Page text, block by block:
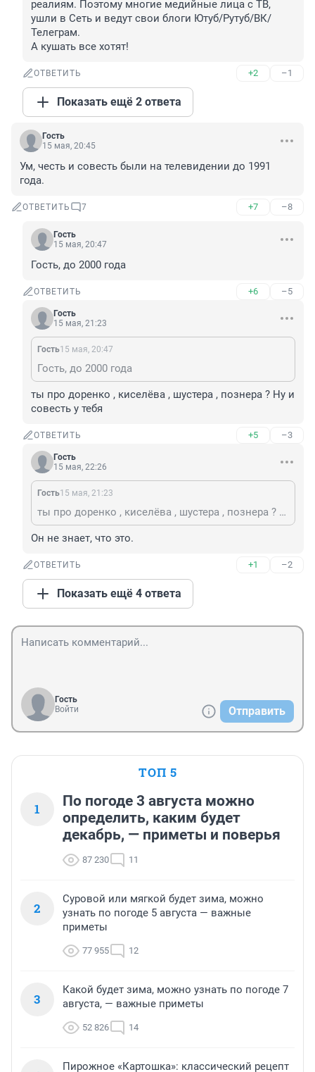
реалиям. Поэтому многие медийные лица с ТВ,
ушли в Сеть и ведут свои блоги Ютуб/Рутуб/ВК/
Телеграм.
А кушать все хотят!
ОТВЕТИТЬ +2 –1
Показать ещё 2 ответа
Гость
15 мая, 20:45
Ум, честь и совесть были на телевидении до 1991
года.
ОТВЕТИТЬ 7 +7 –8
Гость
15 мая, 20:47
Гость, до 2000 года
ОТВЕТИТЬ +6 –5
Гость
15 мая, 21:23
Гость15 мая, 20:47
Гость, до 2000 года
ты про доренко , киселёва , шустера , познера ? Ну и
совесть у тебя
ОТВЕТИТЬ +5 –3
Гость
15 мая, 22:26
Гость15 мая, 21:23
ты про доренко , киселёва , шустера , познера ? Ну и совесть у тебя
Он не знает, что это.
ОТВЕТИТЬ +1 –2
Показать ещё 4 ответа
Гость
Войти
Отправить
ТОП 5
1
По погоде 3 августа можно
определить, каким будет
декабрь, — приметы и поверья
87 230 11
2
Суровой или мягкой будет зима, можно
узнать по погоде 5 августа — важные
приметы
77 955 12
3
Какой будет зима, можно узнать по погоде 7
августа, — важные приметы
52 826 14
Пирожное «Картошка»: классический рецепт